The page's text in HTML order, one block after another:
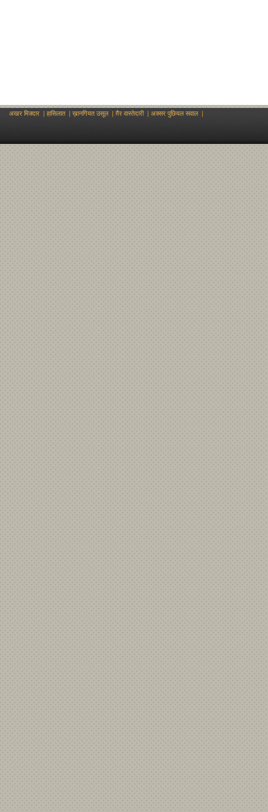
अखर मिक्दार | हासिलात| ख़ानगियत उसूल| ग़ैर वास्तेदारी| अक्सर पुछियल सवाल|